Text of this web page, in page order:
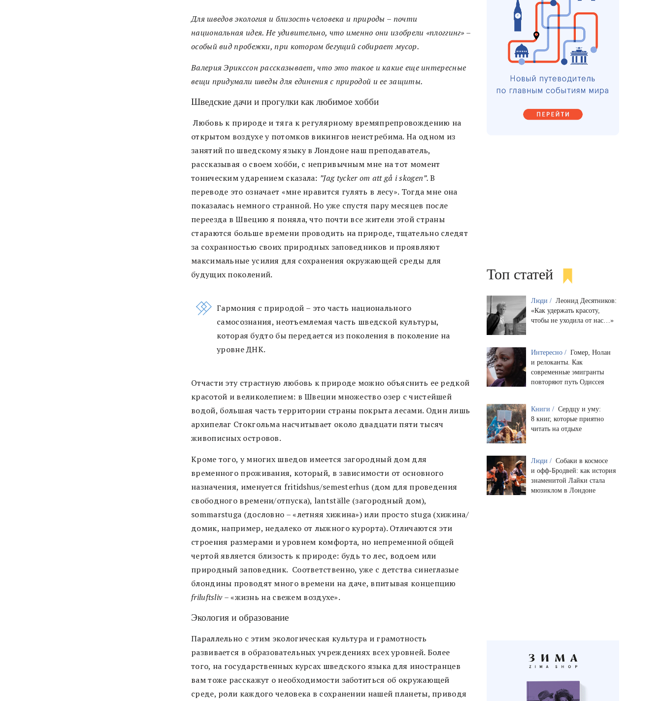
Для шведов экология и близость человека и природы – почти
национальная идея. Не удивительно, что именно они изобрели «плоггинг» –
особый вид пробежки, при котором бегущий собирает мусор.
Валерия Эрикссон рассказывает, что это такое и какие еще интересные
вещи придумали шведы для единения с природой и ее защиты.
Шведские дачи и прогулки как любимое хобби
Любовь к природе и тяга к регулярному времяпрепровождению на
открытом воздухе у потомков викингов неистребима. На одном из
занятий по шведскому языку в Лондоне наш преподаватель,
рассказывая о своем хобби, с непривычным мне на тот момент
тоническим ударением сказала: ”Jag tycker om attgå iskogen”.В
переводе это означает «мне нравится гулять в лесу». Тогда мне она
показалась немного странной. Но уже спустя пару месяцев после
переезда в Швецию я поняла, что почти все жители этой страны
стараются больше времени проводить на природе, тщательно следят
за сохранностью своих природных заповедников и проявляют
максимальные усилия для сохранения окружающей среды для
будущих поколений.
Гармония с природой – это часть национального
самосознания, неотъемлемая часть шведской культуры,
которая будто бы передается из поколения в поколение на
уровне ДНК.
Отчасти эту страстную любовь к природе можно объяснить ее редкой
красотой и великолепием: в Швеции множество озер с чистейшей
водой, большая часть территории страны покрыта лесами. Один лишь
архипелаг Стокгольма насчитывает около двадцати пяти тысяч
живописных островов.
Кроме того, у многих шведов имеется загородный дом для
временного проживания, который, в зависимости от основного
назначения, именуется fritidshus/semesterhus (дом для проведения
свободного времени/отпуска), lantställe (загородный дом),
sommarstuga (дословно – «летняя хижина») или просто stuga (хижина/
домик, например, недалеко от лыжного курорта). Отличаются эти
строения размерами и уровнем комфорта, но непременной общей
чертой является близость к природе: будь то лес, водоем или
природный заповедник. Соответственно, уже с детства синеглазые
блондины проводят много времени на даче, впитывая концепцию
friluftsliv –«жизнь на свежем воздухе».
Экология и образование
Параллельно с этим экологическая культура и грамотность
развивается в образовательных учреждениях всех уровней. Более
того, на государственных курсах шведского языка для иностранцев
вам тоже расскажут о необходимости заботиться об окружающей
среде, роли каждого человека в сохранении нашей планеты, приводя
Топ статей
Люди / Леонид Десятников:
«Как удержать красоту,
чтобы не уходила от нас…»
Интересно / Гомер, Нолан
и релоканты. Как
современные эмигранты
повторяют путь Одиссея
Книги / Сердцу и уму:
8 книг, которые приятно
читать на отдыхе
Люди / Собаки в космосе
и офф-Бродвей: как история
знаменитой Лайки стала
мюзиклом в Лондоне